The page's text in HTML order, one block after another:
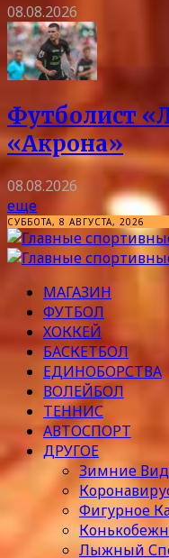
08.08.2026
Футболист
«Акрона»
08.08.2026
еще
СУББОТА, 8 АВГУСТА, 2026
МАГАЗИН
ФУТБОЛ
ХОККЕЙ
БАСКЕТБОЛ
ЕДИНОБОРСТВА
ВОЛЕЙБОЛ
ТЕННИС
АВТОСПОРТ
ДРУГОЕ
Зимние
Фигурное
Лыжный